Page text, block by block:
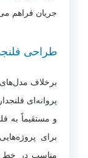
جریان فراهم
طراحی
برخلاف
پروانه‌ای
و مستقیماً به
برای
مناسب در خط